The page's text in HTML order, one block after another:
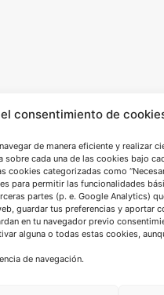
consentimiento de
de manera eficiente y realizar
sobre cada una de las cookies bajo
cookies categorizadas como
para permitir las funcionalidades
partes (p. e. Google Analytics)
guardar tus preferencias y aportar
en tu navegador previo
alguna o todas estas cookies,
de navegación.